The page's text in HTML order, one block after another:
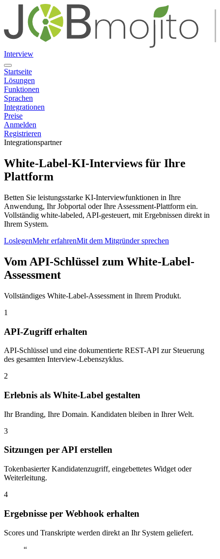
Interview
Startseite
Lösungen
Funktionen
Sprachen
Integrationen
Preise
Anmelden
Registrieren
Integrationspartner
White-Label-KI-Interviews für Ihre
Plattform
Betten Sie leistungsstarke KI-Interviewfunktionen in Ihre
Anwendung, Ihr Jobportal oder Ihre Assessment-Plattform ein.
Vollständig white-labeled, API-gesteuert, mit Ergebnissen direkt in
Ihrem System.
LoslegenMehr erfahrenMit dem Mitgründer sprechen
Vom API-Schlüssel zum White-Label-
Assessment
Vollständiges White-Label-Assessment in Ihrem Produkt.
1
API-Zugriff erhalten
API-Schlüssel und eine dokumentierte REST-API zur Steuerung
des gesamten Interview-Lebenszyklus.
2
Erlebnis als White-Label gestalten
Ihr Branding, Ihre Domain. Kandidaten bleiben in Ihrer Welt.
3
Sitzungen per API erstellen
Tokenbasierter Kandidatenzugriff, eingebettetes Widget oder
Weiterleitung.
4
Ergebnisse per Webhook erhalten
Scores und Transkripte werden direkt an Ihr System geliefert.
“